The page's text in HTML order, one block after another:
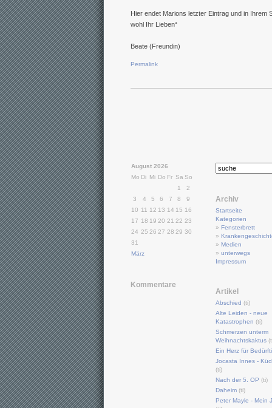
Hier endet Marions letzter Eintrag und in Ihrem
wohl Ihr Lieben“
Beate (Freundin)
Permalink
August 2026
Mo Di Mi Do Fr Sa So
1
2
3
4 5 6 7 8
9
10 11 12 13 14 15 16
17 18 19 20 21 22 23
24 25 26 27 28 29 30
31
März
Kommentare
Archiv
Startseite
Kategorien
» Fensterbrett
»
» Medien
» unterwegs
Impressum
Artikel
Abschied (ti)
Alte Leiden - neue
Katastrophen (ti)
Schmerzen unterm
Weihnachtskaktus
Ein Herz für
Jocasta Innes -
(ti)
Nach der 5. OP (ti)
Daheim (ti)
Peter Mayle - Mein